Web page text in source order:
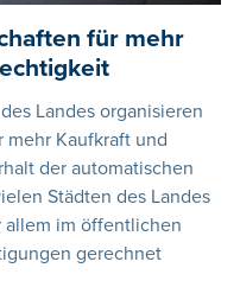
für mehr
Landes organisieren
Kaufkraft und
der automatischen
Städten des Landes
allem im öffentlichen
gerechnet